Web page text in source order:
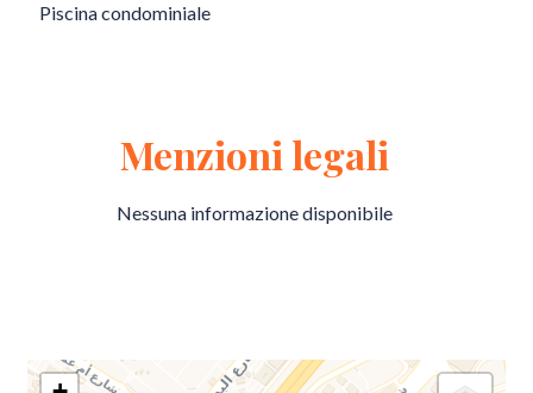
Piscina condominiale
Menzioni legali
Nessuna informazione disponibile